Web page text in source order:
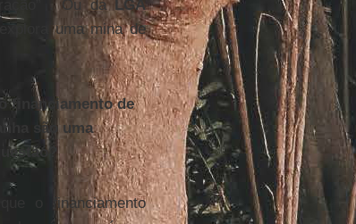
. Ou daLGA
uma mina de
financiamento de
são uma
o financiamento